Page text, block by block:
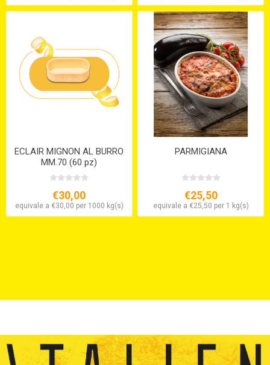
ECLAIR MIGNON AL BURRO
MM.70 (60 pz)
€30,00
equivale a €30,00 per 1000 kg(s)
PARMIGIANA
€25,50
equivale a €25,50 per 1 kg(s)